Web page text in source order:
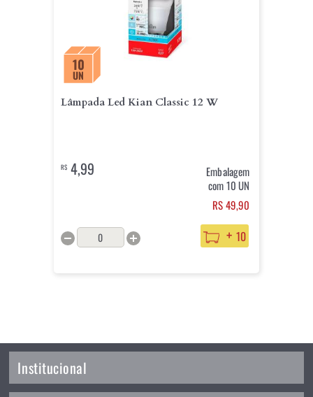
10
UN
Lâmpada Led Kian Classic 12 W
R$4,99
Embalagem
com 10 UN
RS 49,90
+ 10
Institucional